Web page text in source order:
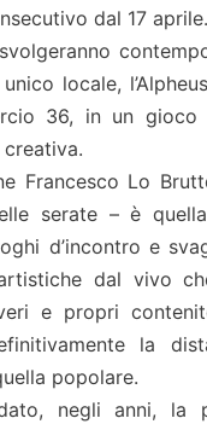
dal 17 aprile.
locale,
36, in un gioco
Francesco Lo
serate – è
d’incontro e
dal vivo
e propri
la
popolare.
negli anni, la